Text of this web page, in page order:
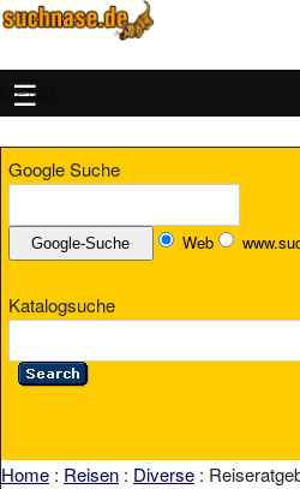
MENU
Google Suche
Web
Katalogsuche
Home : Reisen : Diverse :